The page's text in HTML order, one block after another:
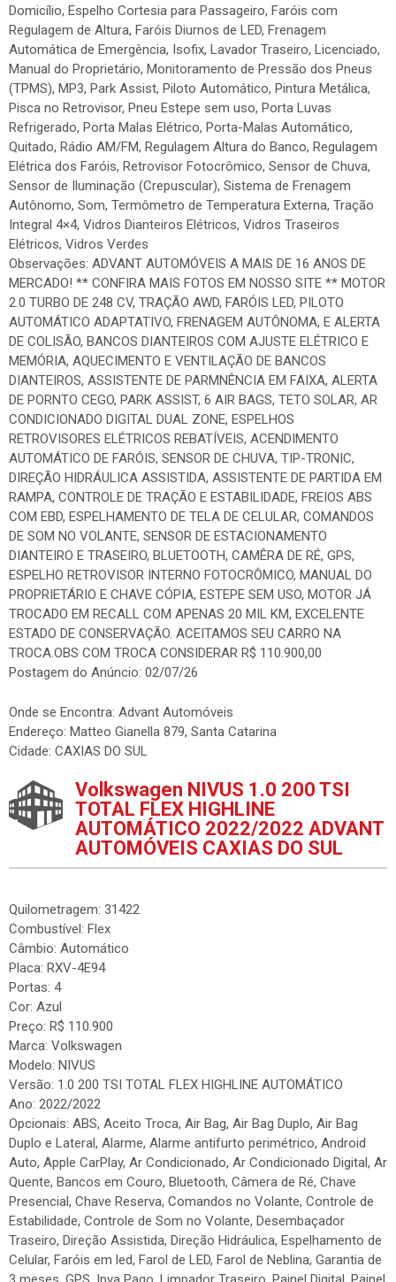
Domicílio, Espelho Cortesia para Passageiro, Faróis com
Regulagem de Altura, Faróis Diurnos de LED, Frenagem
Automática de Emergência, Isofix, Lavador Traseiro, Licenciado,
Manual do Proprietário, Monitoramento de Pressão dos Pneus
(TPMS), MP3, Park Assist, Piloto Automático, Pintura Metálica,
Pisca no Retrovisor, Pneu Estepe sem uso, Porta Luvas
Refrigerado, Porta Malas Elétrico, Porta-Malas Automático,
Quitado, Rádio AM/FM, Regulagem Altura do Banco, Regulagem
Elétrica dos Faróis, Retrovisor Fotocrômico, Sensor de Chuva,
Sensor de Iluminação (Crepuscular), Sistema de Frenagem
Autônomo, Som, Termômetro de Temperatura Externa, Tração
Integral 4×4, Vidros Dianteiros Elétricos, Vidros Traseiros
Elétricos, Vidros Verdes
Observações: ADVANT AUTOMÓVEIS A MAIS DE 16 ANOS DE
MERCADO! ** CONFIRA MAIS FOTOS EM NOSSO SITE ** MOTOR
2.0 TURBO DE 248 CV, TRAÇÃO AWD, FARÓIS LED, PILOTO
AUTOMÁTICO ADAPTATIVO, FRENAGEM AUTÔNOMA, E ALERTA
DE COLISÃO, BANCOS DIANTEIROS COM AJUSTE ELÉTRICO E
MEMÓRIA, AQUECIMENTO E VENTILAÇÃO DE BANCOS
DIANTEIROS, ASSISTENTE DE PARMNÊNCIA EM FAIXA, ALERTA
DE PORNTO CEGO, PARK ASSIST, 6 AIR BAGS, TETO SOLAR, AR
CONDICIONADO DIGITAL DUAL ZONE, ESPELHOS
RETROVISORES ELÉTRICOS REBATÍVEIS, ACENDIMENTO
AUTOMÁTICO DE FARÓIS, SENSOR DE CHUVA, TIP-TRONIC,
DIREÇÃO HIDRÁULICA ASSISTIDA, ASSISTENTE DE PARTIDA EM
RAMPA, CONTROLE DE TRAÇÃO E ESTABILIDADE, FREIOS ABS
COM EBD, ESPELHAMENTO DE TELA DE CELULAR, COMANDOS
DE SOM NO VOLANTE, SENSOR DE ESTACIONAMENTO
DIANTEIRO E TRASEIRO, BLUETOOTH, CAMÊRA DE RÉ, GPS,
ESPELHO RETROVISOR INTERNO FOTOCRÔMICO, MANUAL DO
PROPRIETÁRIO E CHAVE CÓPIA, ESTEPE SEM USO, MOTOR JÁ
TROCADO EM RECALL COM APENAS 20 MIL KM, EXCELENTE
ESTADO DE CONSERVAÇÃO. ACEITAMOS SEU CARRO NA
TROCA.OBS COM TROCA CONSIDERAR R$ 110.900,00
Postagem do Anúncio: 02/07/26
Onde se Encontra: Advant Automóveis
Endereço: Matteo Gianella 879, Santa Catarina
Cidade: CAXIAS DO SUL
Volkswagen NIVUS 1.0 200 TSI
TOTAL FLEX HIGHLINE
AUTOMÁTICO 2022/2022 ADVANT
AUTOMÓVEIS CAXIAS DO SUL
Quilometragem: 31422
Combustível: Flex
Câmbio: Automático
Placa: RXV-4E94
Portas: 4
Cor: Azul
Preço: R$ 110.900
Marca: Volkswagen
Modelo: NIVUS
Versão: 1.0 200 TSI TOTAL FLEX HIGHLINE AUTOMÁTICO
Ano: 2022/2022
Opcionais: ABS, Aceito Troca, Air Bag, Air Bag Duplo, Air Bag
Duplo e Lateral, Alarme, Alarme antifurto perimétrico, Android
Auto, Apple CarPlay, Ar Condicionado, Ar Condicionado Digital, Ar
Quente, Bancos em Couro, Bluetooth, Câmera de Ré, Chave
Presencial, Chave Reserva, Comandos no Volante, Controle de
Estabilidade, Controle de Som no Volante, Desembaçador
Traseiro, Direção Assistida, Direção Hidráulica, Espelhamento de
Celular, Faróis em led, Farol de LED, Farol de Neblina, Garantia de